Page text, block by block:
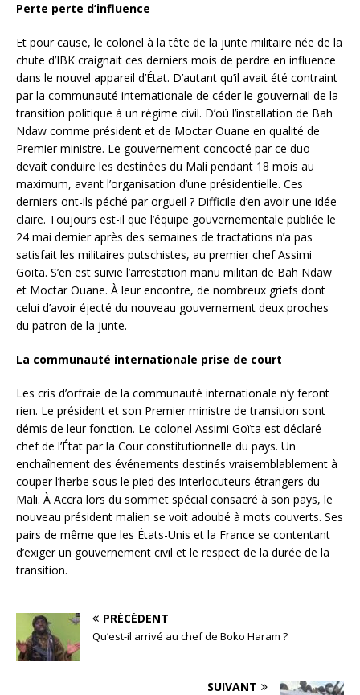
Perte perte d’influence
Et pour cause, le colonel à la tête de la junte militaire née de la
chute d’IBK craignait ces derniers mois de perdre en influence
dans le nouvel appareil d’État. D’autant qu’il avait été contraint
par la communauté internationale de céder le gouvernail de la
transition politique à un régime civil. D’où l’installation de Bah
Ndaw comme président et de Moctar Ouane en qualité de
Premier ministre. Le gouvernement concocté par ce duo
devait conduire les destinées du Mali pendant 18 mois au
maximum, avant l’organisation d’une présidentielle. Ces
derniers ont-ils péché par orgueil ? Difficile d’en avoir une idée
claire. Toujours est-il que l’équipe gouvernementale publiée le
24 mai dernier après des semaines de tractations n’a pas
satisfait les militaires putschistes, au premier chef Assimi
Goïta. S’en est suivie l’arrestation manu militari de Bah Ndaw
et Moctar Ouane. À leur encontre, de nombreux griefs dont
celui d’avoir éjecté du nouveau gouvernement deux proches
du patron de la junte.
La communauté internationale prise de court
Les cris d’orfraie de la communauté internationale n’y feront
rien. Le président et son Premier ministre de transition sont
démis de leur fonction. Le colonel Assimi Goïta est déclaré
chef de l’État par la Cour constitutionnelle du pays. Un
enchaînement des événements destinés vraisemblablement à
couper l’herbe sous le pied des interlocuteurs étrangers du
Mali. À Accra lors du sommet spécial consacré à son pays, le
nouveau président malien se voit adoubé à mots couverts. Ses
pairs de même que les États-Unis et la France se contentant
d’exiger un gouvernement civil et le respect de la durée de la
transition.
PRÉCÉDENT
Qu’est-il arrivé au chef de Boko Haram ?
SUIVANT